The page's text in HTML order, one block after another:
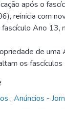
após o
reinicia com
fascículo Ano
de uma
os
, Anúncios -